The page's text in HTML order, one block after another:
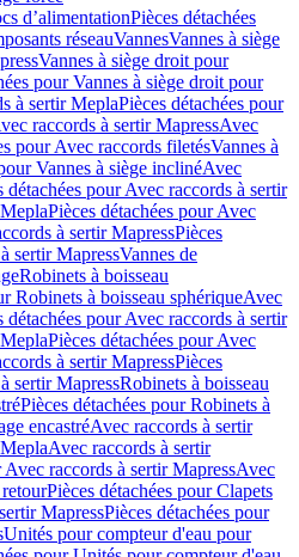
d’alimentationPièces détachées
réseauVannesVannes à siège
Vannes à siège droit pour
pour Vannes à siège droit pour
à sertir MeplaPièces détachées pour
raccords à sertir MapressAvec
pour Avec raccords filetésVannes à
Vannes à siège inclinéAvec
détachées pour Avec raccords à sertir
Pièces détachées pour Avec
à sertir MapressPièces
sertir MapressVannes de
Robinets à boisseau
Robinets à boisseau sphériqueAvec
détachées pour Avec raccords à sertir
Pièces détachées pour Avec
à sertir MapressPièces
sertir MapressRobinets à boisseau
Pièces détachées pour Robinets à
encastréAvec raccords à sertir
Avec raccords à sertir
Avec raccords à sertir MapressAvec
Pièces détachées pour Clapets
MapressPièces détachées pour
Unités pour compteur d'eau pour